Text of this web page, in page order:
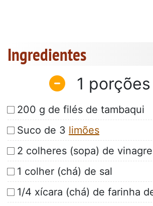
Ingredientes
1
200 g de filés de tambaqui
Suco de 3 limões
2 colheres (sopa) de vinagre
1 colher (chá) de sal
1/4 xícara (chá) de farinha